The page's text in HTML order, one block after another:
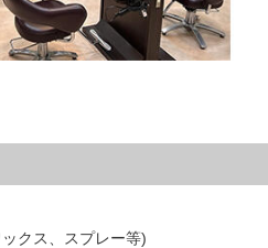
クス、スプレー等)